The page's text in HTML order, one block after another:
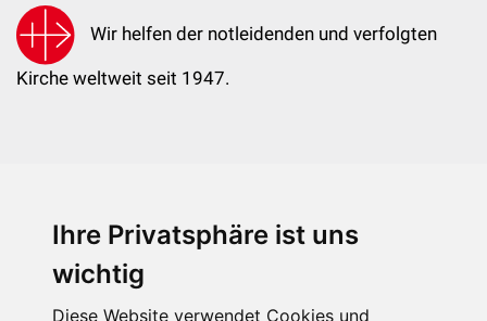
Ihre Privatsphäre ist uns
wichtig
Diese Website verwendet Cookies und
Wir helfen der notleidenden und verfolgten
Kirche weltweit seit 1947.
KIRCHE IN NOT - Österreich